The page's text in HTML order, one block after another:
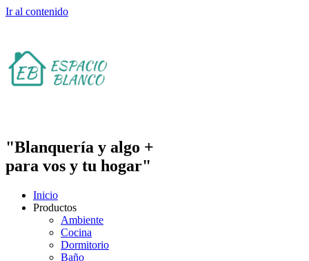
Ir al contenido
"Blanquería y algo +
para vos y tu hogar"
Inicio
Productos
Ambiente
Cocina
Dormitorio
Baño